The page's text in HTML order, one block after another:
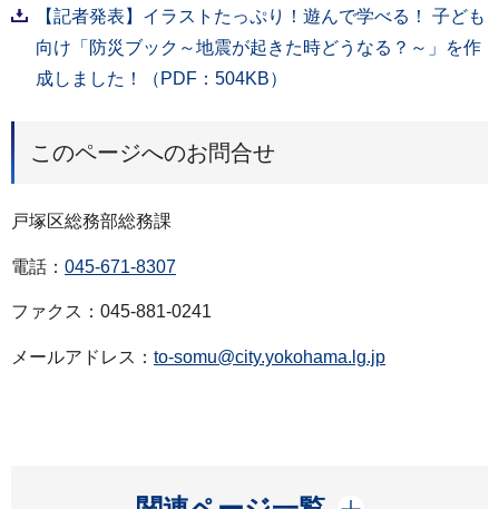
【記者発表】イラストたっぷり！遊んで学べる！ 子ども
向け「防災ブック～地震が起きた時どうなる？～」を作
成しました！（PDF：504KB）
このページへのお問合せ
戸塚区総務部総務課
電話： 045-671-8307
ファクス：045-881-0241
メールアドレス： to-somu@city.yokohama.lg.jp
開く